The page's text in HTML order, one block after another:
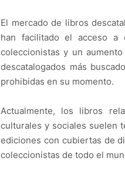
El mercado de libros
han facilitado el acceso a
coleccionistas y un
descatalogados más
prohibidas en su momento.
Actualmente, los libros
culturales y sociales suelen
ediciones con cubiertas de
coleccionistas de todo el